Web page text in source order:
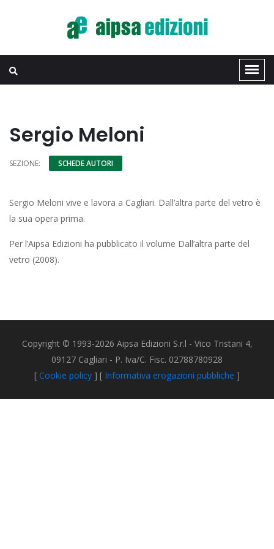
Sergio Meloni
SEZIONE: SCHEDE AUTORI
Sergio Meloni vive e lavora a Cagliari. Dall’altra parte del vetro è
la sua opera prima.
Per l’Aipsa Edizioni ha pubblicato il volume Dall’altra parte del
vetro (2008).
Copyright © 1993-2026 Aipsa Edizioni S.r.l - Vico Tristani 4,
09127 Cagliari - P. Iva/C. Fisc. 02788780928
[ Cookie policy ] [ Informativa erogazioni pubbliche ]